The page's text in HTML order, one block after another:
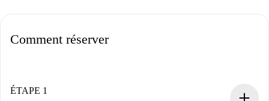
Comment réserver
ÉTAPE 1